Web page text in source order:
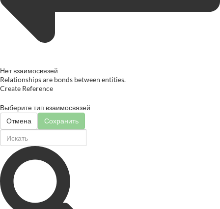
Нет взаимосвязей
Relationships are bonds between entities.
Create Reference
Выберите тип взаимосвязей
Отмена
Сохранить